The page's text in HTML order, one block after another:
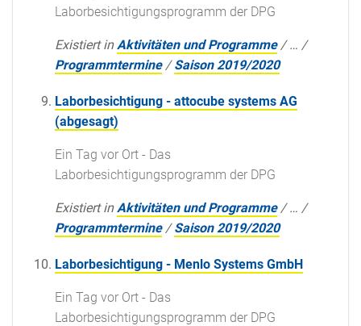
Laborbesichtigungsprogramm der DPG
Existiert in Aktivitäten und Programme /… /
Programmtermine /Saison 2019/2020
Laborbesichtigung - attocube systems AG
(abgesagt)
Ein Tag vor Ort - Das
Laborbesichtigungsprogramm der DPG
Existiert in Aktivitäten und Programme /… /
Programmtermine /Saison 2019/2020
Laborbesichtigung - Menlo Systems GmbH
Ein Tag vor Ort - Das
Laborbesichtigungsprogramm der DPG